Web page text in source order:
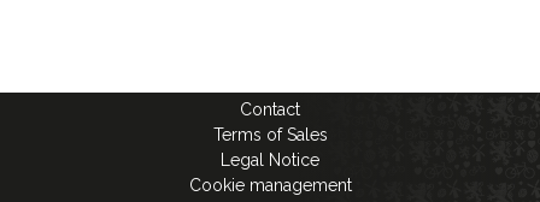
Contact
Terms of Sales
Legal Notice
Cookie management